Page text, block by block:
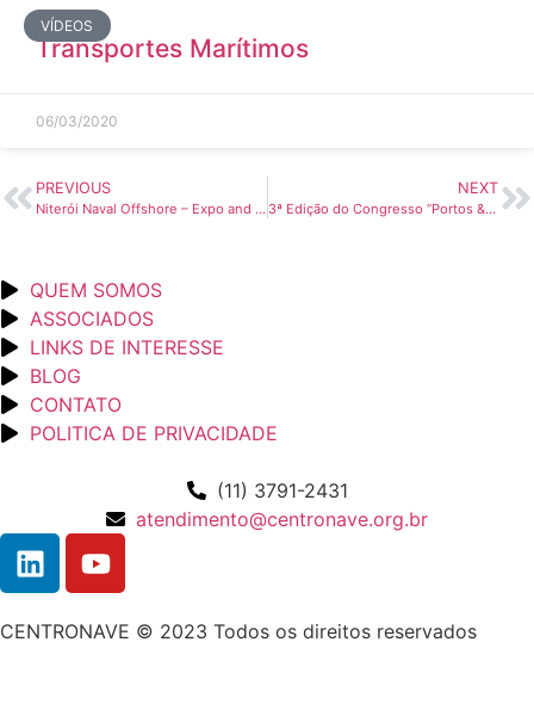
VÍDEOS
Transportes Marítimos
06/03/2020
PREVIOUS
Niterói Naval Offshore – Expo and Coference (Rio de Janeiro)
NEXT
3ª Edição do Congresso “Portos & Terminais” (Rio de Janeiro/RJ)
QUEM SOMOS
ASSOCIADOS
LINKS DE INTERESSE
BLOG
CONTATO
POLITICA DE PRIVACIDADE
(11) 3791-2431
atendimento@centronave.org.br
CENTRONAVE © 2023 Todos os direitos reservados